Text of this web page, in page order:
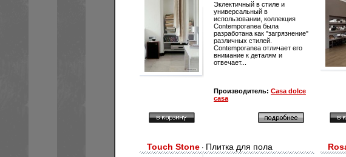
Эклектичный в стиле и
универсальный в
использовании, коллекция
Contemporanea была
разработана как "загрязнение"
различных стилей.
Contemporanea отличает его
внимание к деталям и
отвечает...
Производитель: Casa dolce
casa
Touch Stone · Плитка для пола